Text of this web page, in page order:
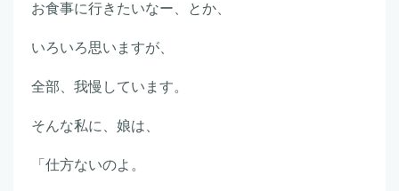
お食事に行きたいなー、とか、
いろいろ思いますが、
全部、我慢しています。
そんな私に、娘は、
「仕方ないのよ。